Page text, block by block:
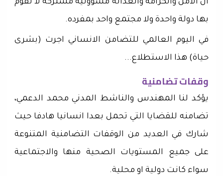
أن الأمن والكرامة والعدالة مسؤولية مشتركة لا تقوم
بها دولة واحدة ولا مجتمع واحد بمفرده.
في اليوم العالمي للتضامن الانساني اجرت (بشرى
حياة) هذا الاستطلاع...
وقفات تضامنية
يؤكد لنا المهندس والناشط المدني محمد الدعمي،
تضامنه للقضايا التي تحمل بعدا انسانيا هادفا حيث
شارك في العديد من الوقفات التضامنية المتنوعة
على جميع المستويات الصحية منها والاجتماعية
سواء كانت دولية او محلية.